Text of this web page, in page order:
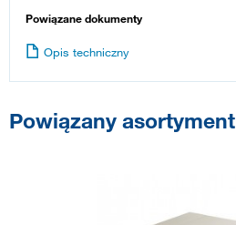
Powiązane dokumenty
Opis techniczny
Powiązany asortyment